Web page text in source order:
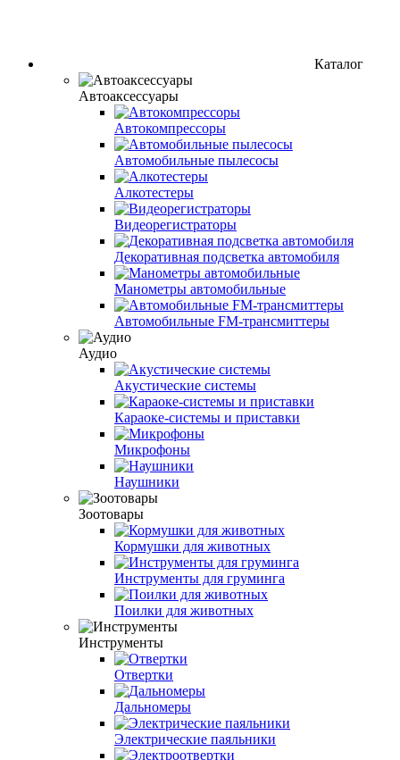
Каталог
Автоаксессуары
Автокомпрессоры
Автомобильные пылесосы
Алкотестеры
Видеорегистраторы
Декоративная подсветка автомобиля
Манометры автомобильные
Автомобильные FM-трансмиттеры
Аудио
Акустические системы
Караоке-системы и приставки
Микрофоны
Наушники
Зоотовары
Кормушки для животных
Инструменты для груминга
Поилки для животных
Инструменты
Отвертки
Дальномеры
Электрические паяльники